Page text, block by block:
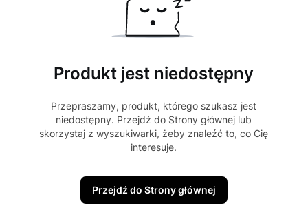
Produkt jest niedostępny
Przepraszamy, produkt, którego szukasz jest
niedostępny. Przejdź do Strony głównej lub
skorzystaj z wyszukiwarki, żeby znaleźć to, co Cię
interesuje.
Przejdź do Strony głównej